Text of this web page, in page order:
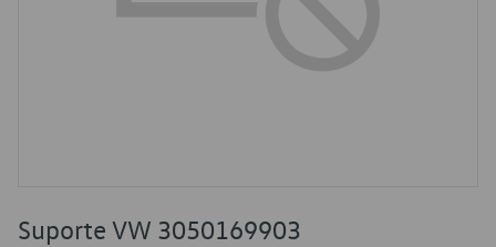
Suporte VW 3050169903